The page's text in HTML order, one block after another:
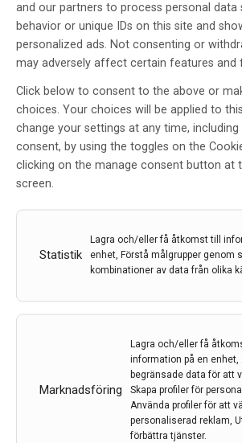
and our partners to process personal data
behavior or unique IDs on this site and
personalized ads. Not consenting or
may adversely affect certain features and
Click below to consent to the above or
choices. Your choices will be applied to
change your settings at any time,
consent, by using the toggles on the
clicking on the manage consent button at
screen.
Statistik
Lagra och/eller få åtkomst till
enhet, Förstå målgrupper genom
kombinationer av data från olika
Marknadsföring
Lagra och/eller få
information på en enhet,
begränsade data för att
Skapa profiler för
Använda profiler för att
personaliserad reklam,
förbättra tjänster.
Kontroll av
stabilitet är avgörande
identitet och funktion i
serotonerga och
nervceller
AvJOHAN HOLMBERG
17 feb 2023
signalsubstansen dopamin på grund av
nervcellstyp i mitthjärnan som
forskningsinsatser så är den
de dopaminerga nervcellernas död inte
Dessutom är den absoluta majoriteten
Parkinsons sjukdom sporadiska, det vill
ingen tydlig enskild mutation/orsak som
sjukdomen, varför det är viktigt att